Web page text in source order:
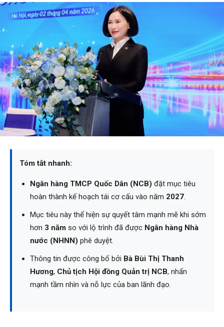
Tóm tắt nhanh:
Ngân hàng TMCP Quốc Dân (NCB) đặt mục tiêu
hoàn thành kế hoạch tái cơ cấu vào năm 2027.
Mục tiêu này thể hiện sự quyết tâm mạnh mẽ khi sớm
hơn 3 năm so với lộ trình đã được Ngân hàng Nhà
nước (NHNN) phê duyệt.
Thông tin được công bố bởi Bà Bùi Thị Thanh
Hương, Chủ tịch Hội đồng Quản trị NCB, nhấn
mạnh tầm nhìn và nỗ lực của ban lãnh đạo.